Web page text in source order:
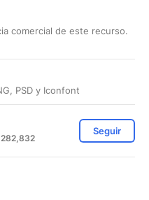
comercial de este recurso.
PSD y Iconfont
Seguir